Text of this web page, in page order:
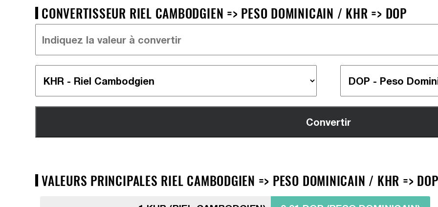
CONVERTISSEUR RIEL CAMBODGIEN => PESO DOMINICAIN / KHR => DOP
VALEURS PRINCIPALES RIEL CAMBODGIEN => PESO DOMINICAIN / KHR => DOP